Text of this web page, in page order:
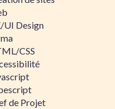
UI Design
CSS
de Projet